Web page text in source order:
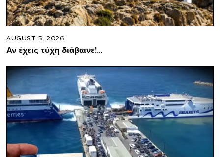
AUGUST 5, 2026
Αν έχεις τύχη διάβαινε!…